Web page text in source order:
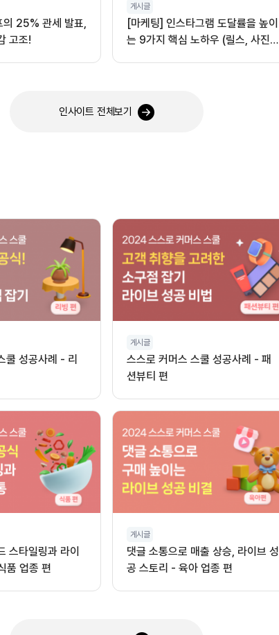
25% 관세 발표,
고조!
게시글
[마케팅] 인스타그램 도달률을 높이
는 9가지 핵심 노하우 (릴스, 사진,
인사이트 전체보기
쿨 성공사례 - 리
게시글
스스로 커머스 스쿨 성공사례 - 패
션뷰티 편
스타일링과 라이
품 업종 편
게시글
댓글 소통으로 매출 상승, 라이브 성
공 스토리 - 육아 업종 편